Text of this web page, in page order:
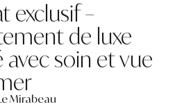
exclusif –
de luxe
avec soin et vue
Mirabeau